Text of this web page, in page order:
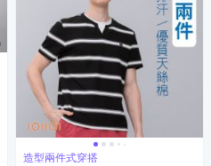
造型兩件式穿搭